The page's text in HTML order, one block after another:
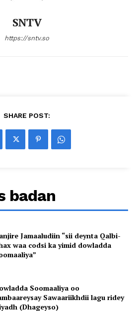
SNTV
https://sntv.so
SHARE POST:
badan
Jamaaludiin “sii deynta Qalbi-
waa codsi ka yimid dowladda
Soomaaliya oo
Sawaariikhdii lagu ridey
(Dhageyso)